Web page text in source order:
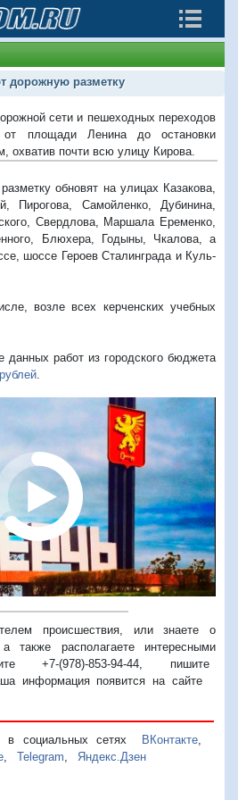
дорожную разметку
сети и пешеходных переходов
от площади Ленина до остановки
охватив почти всю улицу Кирова.
обновят на улицах Казакова,
Пирогова, Самойленко, Дубинина,
Свердлова, Маршала Еременко,
Блюхера, Годыны, Чкалова, а
шоссе Героев Сталинграда и Куль-
возле всех керченских учебных
данных работ из городского бюджета
происшествия, или знаете о
также располагаете интересными
+7-(978)-853-94-44, пишите
информация появится на сайте
в социальных сетях ВКонтакте,
Telegram Яндекс.Дзен